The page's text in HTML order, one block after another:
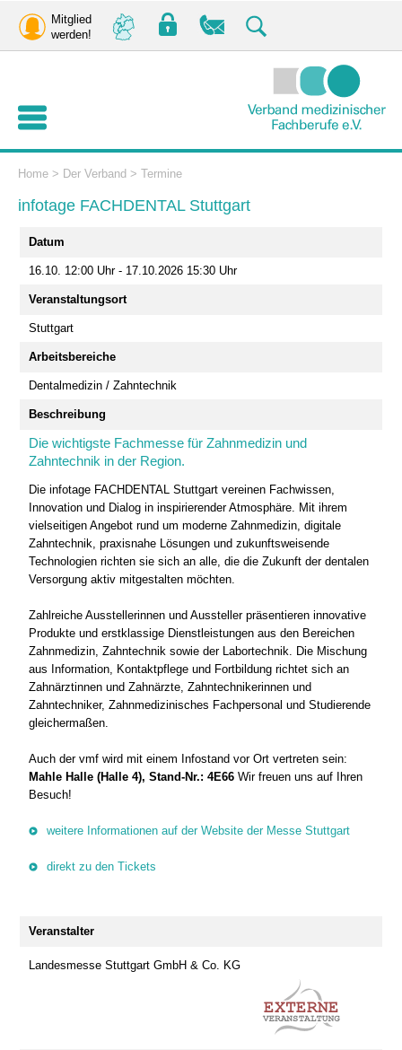
Mitglied
werden!
Home > Der Verband > Termine
infotage FACHDENTAL Stuttgart
Datum
16.10. 12:00 Uhr - 17.10.2026 15:30 Uhr
Veranstaltungsort
Stuttgart
Arbeitsbereiche
Dentalmedizin / Zahntechnik
Beschreibung
Die wichtigste Fachmesse für Zahnmedizin und
Zahntechnik in der Region.
Die infotage FACHDENTAL Stuttgart vereinen Fachwissen,
Innovation und Dialog in inspirierender Atmosphäre. Mit ihrem
vielseitigen Angebot rund um moderne Zahnmedizin, digitale
Zahntechnik, praxisnahe Lösungen und zukunftsweisende
Technologien richten sie sich an alle, die die Zukunft der dentalen
Versorgung aktiv mitgestalten möchten.
Zahlreiche Ausstellerinnen und Aussteller präsentieren innovative
Produkte und erstklassige Dienstleistungen aus den Bereichen
Zahnmedizin, Zahntechnik sowie der Labortechnik. Die Mischung
aus Information, Kontaktpflege und Fortbildung richtet sich an
Zahnärztinnen und Zahnärzte, Zahntechnikerinnen und
Zahntechniker, Zahnmedizinisches Fachpersonal und Studierende
gleichermaßen.
Auch der vmf wird mit einem Infostand vor Ort vertreten sein:
Mahle Halle (Halle 4), Stand-Nr.: 4E66 Wir freuen uns auf Ihren
Besuch!
weitere Informationen auf der Website der Messe Stuttgart
direkt zu den Tickets
Veranstalter
Landesmesse Stuttgart GmbH & Co. KG